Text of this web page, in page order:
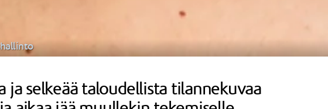
selkeää taloudellista tilannekuvaa